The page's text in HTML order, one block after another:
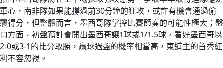
軍心，南非隊如果能撐過前30分鐘的狂攻，或許有機會通過偷
襲得分，但整體而言，墨西哥隊掌控比賽節奏的可能性極大；盤
口方面，初盤預計會開出墨西哥讓1球或1/1.5球，看好墨西哥以
2-0或3-1的比分取勝，贏球過盤的機率相當高，東道主的首秀紅
利不容忽視。